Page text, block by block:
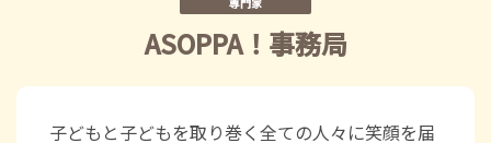
ASOPPA！事務局
子どもと子どもを取り巻く全ての人々に笑顔を届